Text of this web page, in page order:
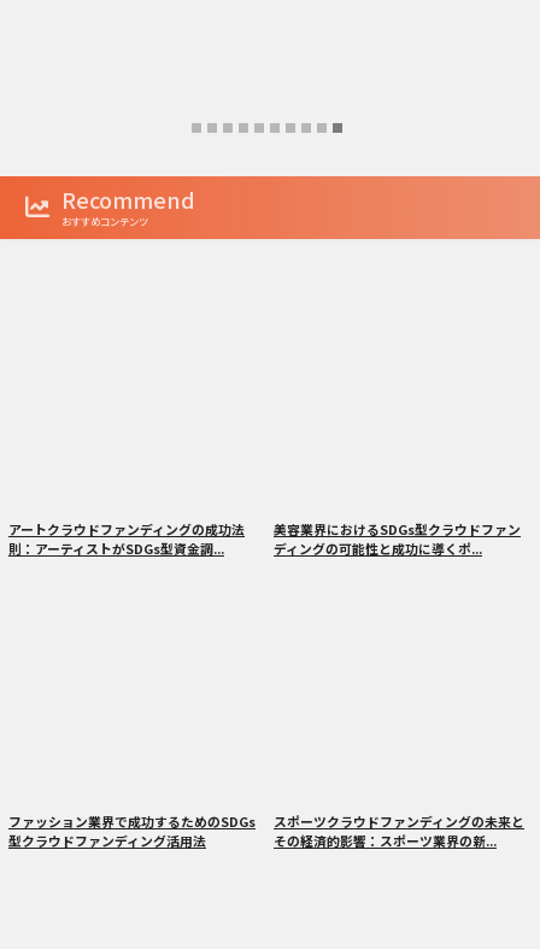
Recommend
おすすめコンテンツ
アートクラウドファンディングの成功法
則：アーティストがSDGs型資金調...
美容業界におけるSDGs型クラウドファン
ディングの可能性と成功に導くポ...
ファッション業界で成功するためのSDGs
型クラウドファンディング活用法
スポーツクラウドファンディングの未来と
その経済的影響：スポーツ業界の新...